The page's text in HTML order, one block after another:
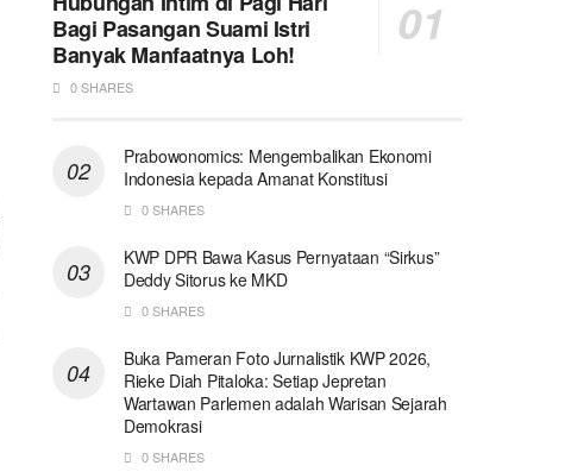
Bagi Pasangan Suami Istri
Banyak Manfaatnya Loh!
0 SHARES
Prabowonomics: Mengembalikan Ekonomi
Indonesia kepada Amanat Konstitusi
0 SHARES
KWP DPR Bawa Kasus Pernyataan “Sirkus”
Deddy Sitorus ke MKD
0 SHARES
Buka Pameran Foto Jurnalistik KWP 2026,
Rieke Diah Pitaloka: Setiap Jepretan
Wartawan Parlemen adalah Warisan Sejarah
Demokrasi
0 SHARES